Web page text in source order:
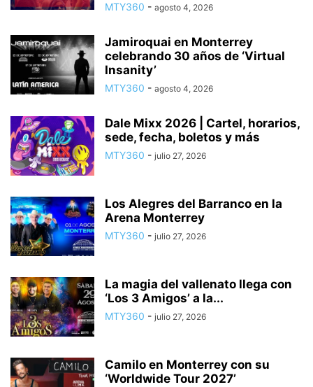
MTY360 - agosto 4, 2026
Jamiroquai en Monterrey
celebrando 30 años de ‘Virtual
Insanity’
MTY360 - agosto 4, 2026
Dale Mixx 2026 | Cartel, horarios,
sede, fecha, boletos y más
MTY360 - julio 27, 2026
Los Alegres del Barranco en la
Arena Monterrey
MTY360 - julio 27, 2026
La magia del vallenato llega con
‘Los 3 Amigos’ a la...
MTY360 - julio 27, 2026
Camilo en Monterrey con su
‘Worldwide Tour 2027’